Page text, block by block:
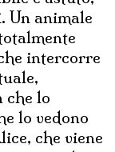
Un animale
intercorre
che lo
lo vedono
che viene